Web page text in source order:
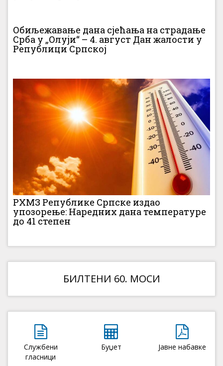
Обиљежавање дана сјећања на страдање
Срба у „Олуји“ – 4. август Дан жалости у
Републици Српској
РХМЗ Републике Српске издао
упозорење: Наредних дана температуре
до 41 степен
БИЛТЕНИ 60. МОСИ
Службени
гласници
Буџет Јавне набавке